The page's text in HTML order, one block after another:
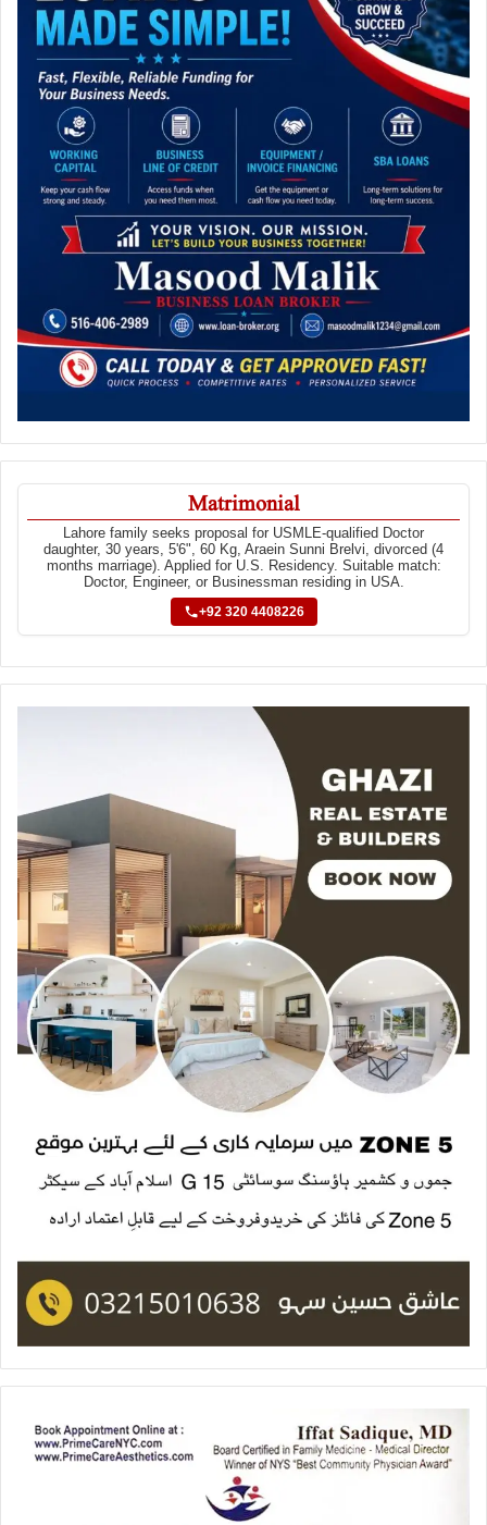
Matrimonial
Lahore family seeks proposal for USMLE-qualified Doctor
daughter, 30 years, 5'6", 60 Kg, Araein Sunni Brelvi, divorced (4
months marriage). Applied for U.S. Residency. Suitable match:
Doctor, Engineer, or Businessman residing in USA.
+92 320 4408226